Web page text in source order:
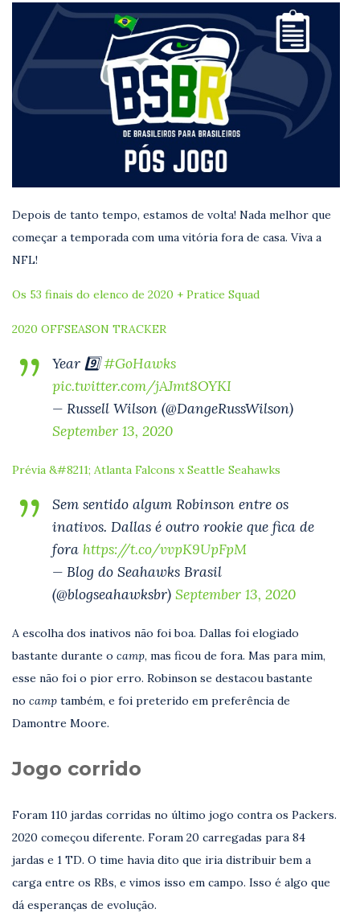
Depois de tanto tempo, estamos de volta! Nada melhor que
começar a temporada com uma vitória fora de casa. Viva a
NFL!
Os 53 finais do elenco de 2020 + Pratice Squad
2020 OFFSEASON TRACKER
Year 9️⃣#GoHawks
pic.twitter.com/jAJmt8OYKI
— Russell Wilson (@DangeRussWilson)
September 13, 2020
Prévia &#8211; Atlanta Falcons x Seattle Seahawks
Sem sentido algum Robinson entre os
inativos. Dallas é outro rookie que fica de
fora https://t.co/vvpK9UpFpM
— Blog do Seahawks Brasil
(@blogseahawksbr) September 13, 2020
A escolha dos inativos não foi boa. Dallas foi elogiado
bastante durante o camp, mas ficou de fora. Mas para mim,
esse não foi o pior erro. Robinson se destacou bastante
no camp também, e foi preterido em preferência de
Damontre Moore.
Jogo corrido
Foram 110 jardas corridas no último jogo contra os Packers.
2020 começou diferente. Foram 20 carregadas para 84
jardas e 1 TD. O time havia dito que iria distribuir bem a
carga entre os RBs, e vimos isso em campo. Isso é algo que
dá esperanças de evolução.